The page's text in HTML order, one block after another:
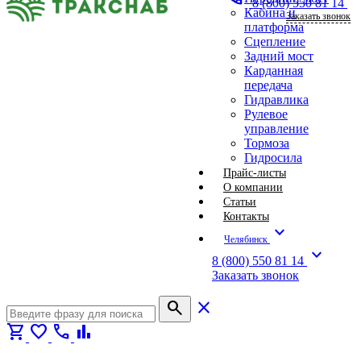
Кабина и
платформа
Сцепление
Задний мост
Карданная
передача
Гидравлика
Рулевое
управление
Тормоза
Гидросила
Прайс-листы
О компании
Статьи
Контакты
Челябинск expand_more
8 (800) 550 81 14 expand_more
Заказать звонок
Заказать звонок
search
close
shopping_cart favorite call bar_chart